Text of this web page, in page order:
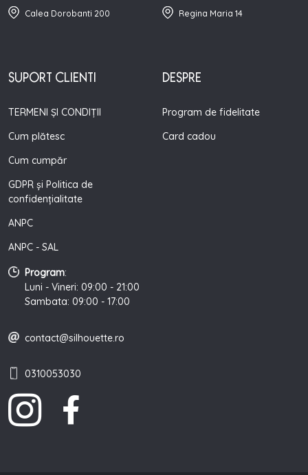
Calea Dorobanti 200
SUPORT CLIENTI
TERMENI ȘI CONDIȚII
Cum plătesc
Cum cumpăr
GDPR și Politica de
confidențialitate
ANPC
ANPC - SAL
Regina Maria 14
DESPRE
Program de fidelitate
Card cadou
Program:
Luni - Vineri: 09:00 - 21:00
Sambata: 09:00 - 17:00
contact@silhouette.ro
0310053030